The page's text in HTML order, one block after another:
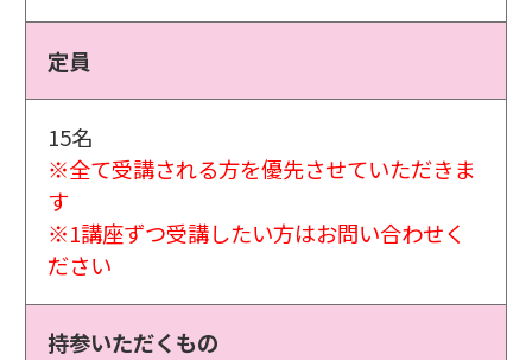
定員
15名
※全て受講される方を優先させていただきま
す
※1講座ずつ受講したい方はお問い合わせく
ださい
持参いただくもの